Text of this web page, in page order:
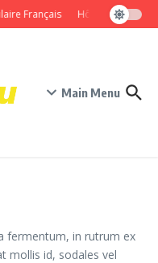
Français Hôtel du Libre-
Main Menu
fermentum, in rutrum ex
mollis id, sodales vel